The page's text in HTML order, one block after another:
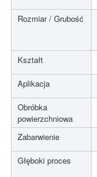
Rozmiar / Grubość
Kształt
Aplikacja
Obróbka
powierzchniowa
Zabarwienie
Głęboki proces